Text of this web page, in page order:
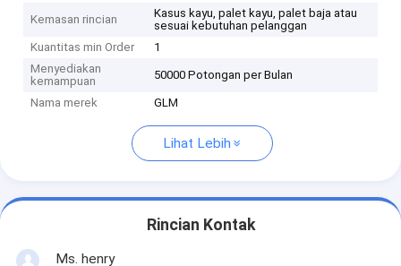
Kemasan rincian
Kasus kayu, palet kayu, palet baja atau
sesuai kebutuhan pelanggan
Kuantitas min Order
1
Menyediakan
kemampuan
50000 Potongan per Bulan
Nama merek GLM
Lihat Lebih
Rincian Kontak
Ms. henry